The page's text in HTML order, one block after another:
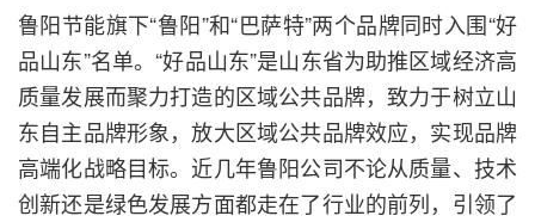
鲁阳节能旗下“鲁阳”和“巴萨特”两个品牌同时入围“好
品山东”名单。“好品山东”是山东省为助推区域经济高
质量发展而聚力打造的区域公共品牌，致力于树立山
东自主品牌形象，放大区域公共品牌效应，实现品牌
高端化战略目标。近几年鲁阳公司不论从质量、技术
创新还是绿色发展方面都走在了行业的前列，引领了